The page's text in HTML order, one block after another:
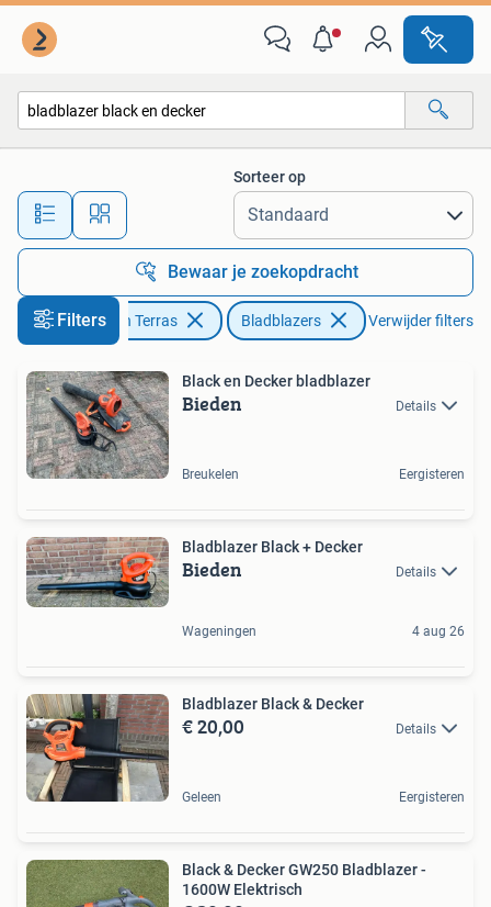
Alle afstanden…
Sorteer op
Bewaar je zoekopdracht
FiltersTuin en Terras Bladblazers Verwijder filters
Black en Decker bladblazer
Bieden Details
Breukelen Eergisteren
Bladblazer Black + Decker
Bieden Details
Wageningen 4 aug 26
Bladblazer Black & Decker
€ 20,00 Details
Geleen Eergisteren
Black & Decker GW250 Bladblazer -
1600W Elektrisch